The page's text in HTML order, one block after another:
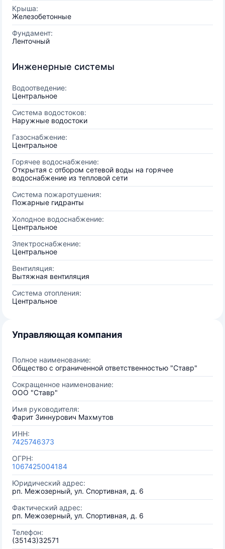
Крыша:
Железобетонные
Фундамент:
Ленточный
Инженерные системы
Водоотведение:
Центральное
Система водостоков:
Наружные водостоки
Газоснабжение:
Центральное
Горячее водоснабжение:
Открытая с отбором сетевой воды на горячее
водоснабжение из тепловой сети
Система пожаротушения:
Пожарные гидранты
Холодное водоснабжение:
Центральное
Электроснабжение:
Центральное
Вентиляция:
Вытяжная вентиляция
Система отопления:
Центральное
Управляющая компания
Полное наименование:
Общество с ограниченной ответственностью "Ставр"
Сокращенное наименование:
ООО "Ставр"
Имя руководителя:
Фарит Зиннурович Махмутов
ИНН:
7425746373
ОГРН:
1067425004184
Юридический адрес:
рп. Межозерный, ул. Спортивная, д. 6
Фактический адрес:
рп. Межозерный, ул. Спортивная, д. 6
Телефон:
(35143)32571